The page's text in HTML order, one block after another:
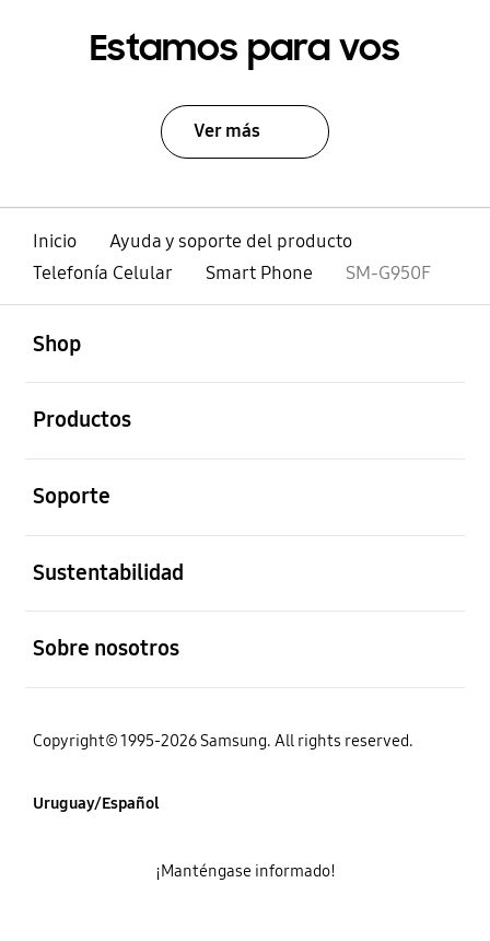
Estamos para vos
Ver más
Inicio
Ayuda y soporte del producto
Telefonía Celular
Smart Phone SM-G950F
Shop
Productos
Soporte
Sustentabilidad
Sobre nosotros
Copyright© 1995-2026 Samsung. All rights reserved.
Uruguay/Español
¡Manténgase informado!